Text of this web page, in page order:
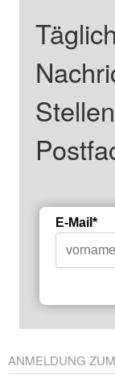
E-Mail*
ANMELDUNG